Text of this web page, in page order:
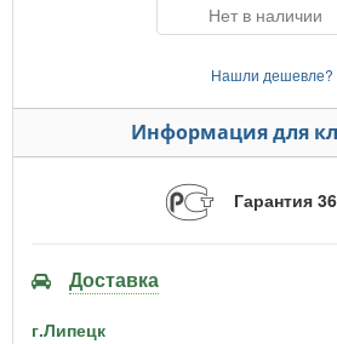
Нет в наличии
Нашли дешевле?
Информация для
Гарантия
Доставка
г.Липецк